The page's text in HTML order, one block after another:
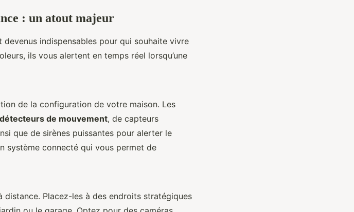
: un atout majeur
devenus indispensables pour qui souhaite vivre
ils vous alertent en temps réel lorsqu’une
de la configuration de votre maison. Les
détecteurs de mouvement, de capteurs
que de sirènes puissantes pour alerter le
système connecté qui vous permet de
distance. Placez-les à des endroits stratégiques